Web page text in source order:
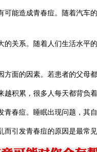
可能造成青春痘。随着汽车
的关系。随着人们生活水平
方面的因素。若患者的父母
越积累，很多人每天都背负
青春痘。睡眠出现问题，其
而引发青春痘的原因是最常